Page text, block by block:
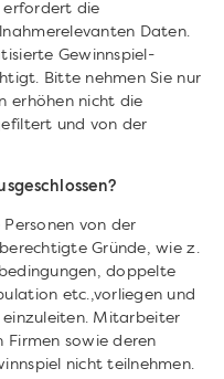
erfordert die
Daten.
Gewinnspiel-
Bitte nehmen Sie nur
erhöhen nicht die
und von der
von der
berechtigte Gründe, wie z.
doppelte
etc.,vorliegen und
einzuleiten. Mitarbeiter
sowie deren
nicht teilnehmen.